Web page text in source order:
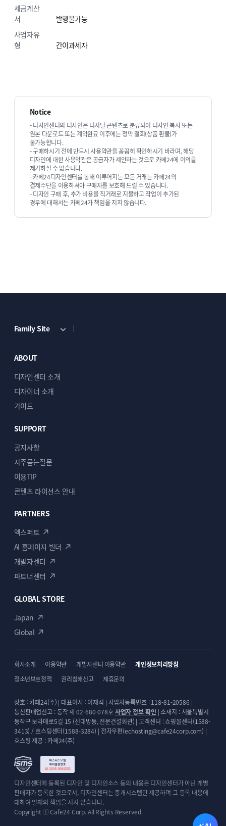
세금계산
서
발행불가능
사업자유
형
간이과세자
Notice
- 디자인센터의 디자인은 디지털 콘텐츠로 분류되어 디자인 복사 또는
원본 다운로드 또는 계약완료 이후에는 청약 철회(상품 환불)가
불가능합니다.
- 구매하시기 전에 반드시 사용약관을 꼼꼼히 확인하시기 바라며, 해당
디자인에 대한 사용약관은 공급자가 제안하는 것으로 카페24에 이의를
제기하실 수 없습니다.
- 카페24디자인센터를 통해 이루어지는 모든 거래는 카페24의
결제수단을 이용하셔야 구매자를 보호해 드릴 수 있습니다.
- 디자인 구매 후, 추가 비용을 직거래로 지불하고 작업이 추가된
경우에 대해서는 카페24가 책임을 지지 않습니다.
Family Site
ABOUT
디자인센터 소개
디자이너 소개
가이드
SUPPORT
공지사항
자주묻는질문
이용TIP
콘텐츠 라이선스 안내
PARTNERS
엑스퍼트
AI 홈페이지 빌더
개발자센터
파트너센터
GLOBAL STORE
Japan
Global
회사소개 이용약관 개발자센터 이용약관
개인정보처리방침
청소년보호정책
권리침해신고 제휴문의
상호 : 카페24(주) | 대표이사 : 이재석 | 사업자등록번호 : 118-81-20586 |
통신판매업신고 : 동작 제 02-680-078호사업자 정보 확인 | 소재지 : 서울특별시
동작구 보라매로5길 15 (신대방동, 전문건설회관) | 고객센터 : 쇼핑몰센터(1588-
3413) / 호스팅센터(1588-3284) | 전자우편(echosting@cafe24corp.com) |
호스팅 제공 : 카페24(주)
디자인센터에 등록된 디자인 및 디자인소스 등의 내용은 디자인센터가 아닌 개별
판매자가 등록한 것으로서, 디자인센터는 중개시스템만 제공하며 그 등록 내용에
대하여 일체의 책임을 지지 않습니다.
Copyright ⓒ Cafe24 Corp. All Rights Reserved.